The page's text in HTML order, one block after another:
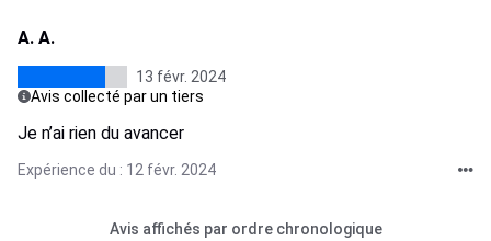
A. A.
13 févr. 2024
Avis collecté par un tiers
Je n’ai rien du avancer
Expérience du : 12 févr. 2024
Avis affichés par ordre chronologique